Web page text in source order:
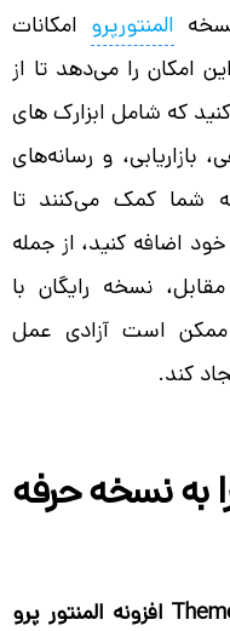
المنتورپرو امکانات
امکان را می‌دهد تا از
کنید که شامل ابزارک های
و رسانه‌های
شما کمک می‌کنند تا
اضافه کنید، از جمله
نسخه رایگان با
است آزادی عمل
کند.
را به نسخه حرفه
با استفاده از ویژگی Theme Builder افزونه المنتور پرو